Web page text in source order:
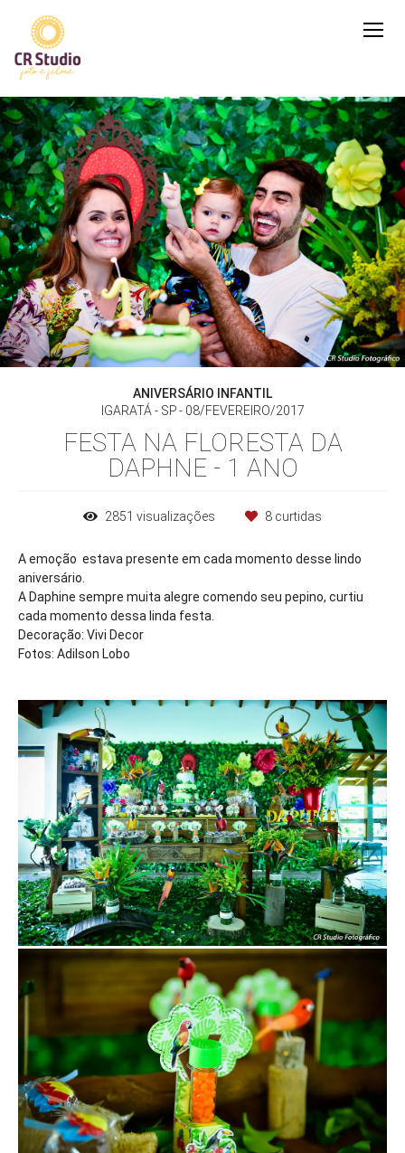
ANIVERSÁRIO INFANTIL
IGARATÁ - SP
08/FEVEREIRO/2017
FESTA NA FLORESTA DA
DAPHNE - 1 ANO
2851 visualizações 8 curtidas
A emoção estava presente em cada momento desse lindo
aniversário.
A Daphine sempre muita alegre comendo seu pepino, curtiu
cada momento dessa linda festa.
Decoração: Vivi Decor
Fotos: Adilson Lobo